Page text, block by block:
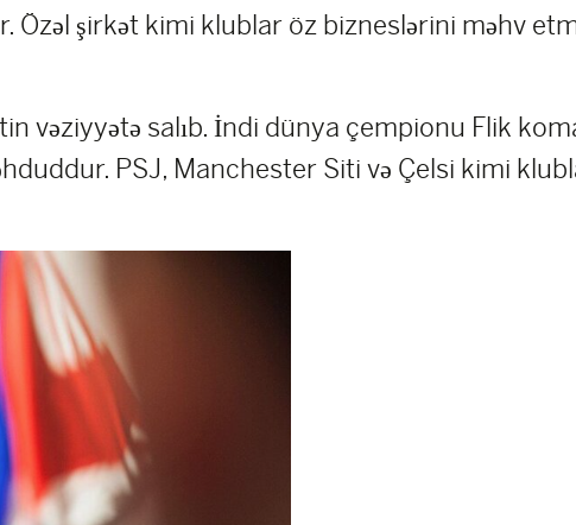
şirkət kimi klublar öz bizneslərini məhv
vəziyyətə salıb. İndi dünya çempionu Flik
PSJ, Manchester Siti və Çelsi kimi